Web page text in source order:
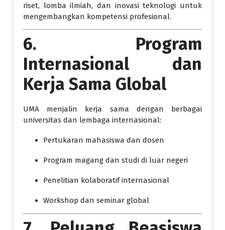
riset, lomba ilmiah, dan inovasi teknologi untuk
mengembangkan kompetensi profesional.
6. Program
Internasional dan
Kerja Sama Global
UMA menjalin kerja sama dengan berbagai
universitas dan lembaga internasional:
Pertukaran mahasiswa dan dosen
Program magang dan studi di luar negeri
Penelitian kolaboratif internasional
Workshop dan seminar global